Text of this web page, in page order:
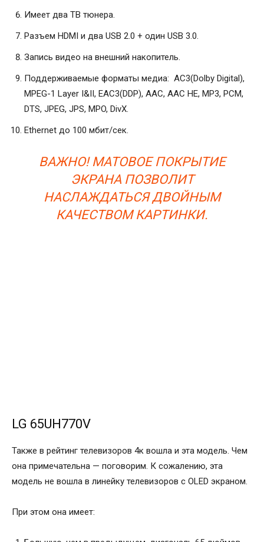
Имеет два ТВ тюнера.
Разъем HDMI и два USB 2.0 + один USB 3.0.
Запись видео на внешний накопитель.
Поддерживаемые форматы медиа: AC3(Dolby Digital),
MPEG-1 Layer I&II, EAC3(DDP), AAC, AAC HE, MP3, PCM,
DTS, JPEG, JPS, MPO, DivX.
Ethernet до 100 мбит/сек.
ВАЖНО! МАТОВОЕ ПОКРЫТИЕ
ЭКРАНА ПОЗВОЛИТ
НАСЛАЖДАТЬСЯ ДВОЙНЫМ
КАЧЕСТВОМ КАРТИНКИ.
LG 65UH770V
Также в рейтинг телевизоров 4к вошла и эта модель. Чем
она примечательна — поговорим. К сожалению, эта
модель не вошла в линейку телевизоров с OLED экраном.
При этом она имеет: